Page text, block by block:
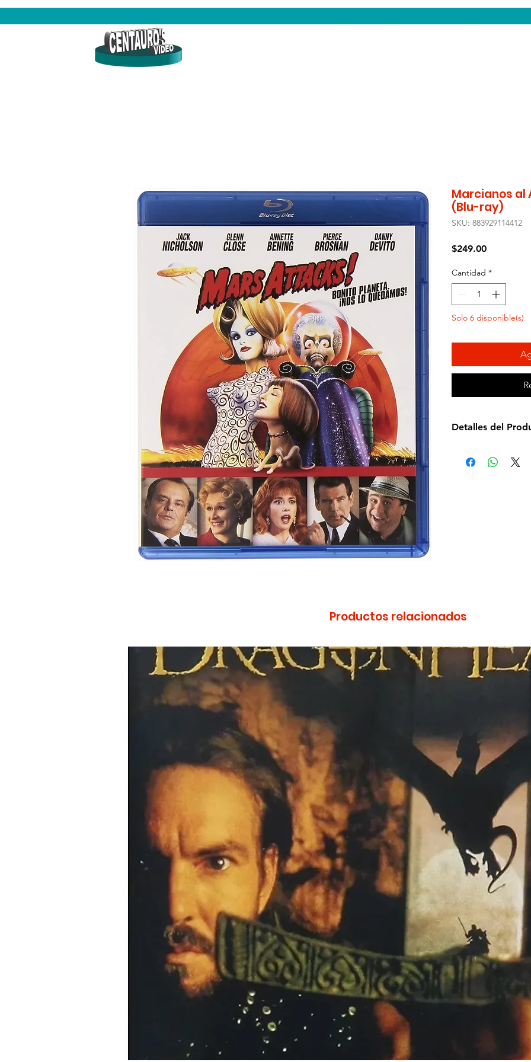
Marcianos al
(Blu-ray)
SKU: 883929114412
$249.00Precio
Cantidad *
Solo 6 disponible(s)
Detalles del
Idioma: Inglés
Productos relacionados